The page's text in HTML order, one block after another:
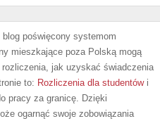
poświęcony systemom
mieszkające poza Polską mogą
jak uzyskać świadczenia
to: Rozliczenia dla studentówi
pracy za granicę. Dzięki
ogarnąć swoje zobowiązania